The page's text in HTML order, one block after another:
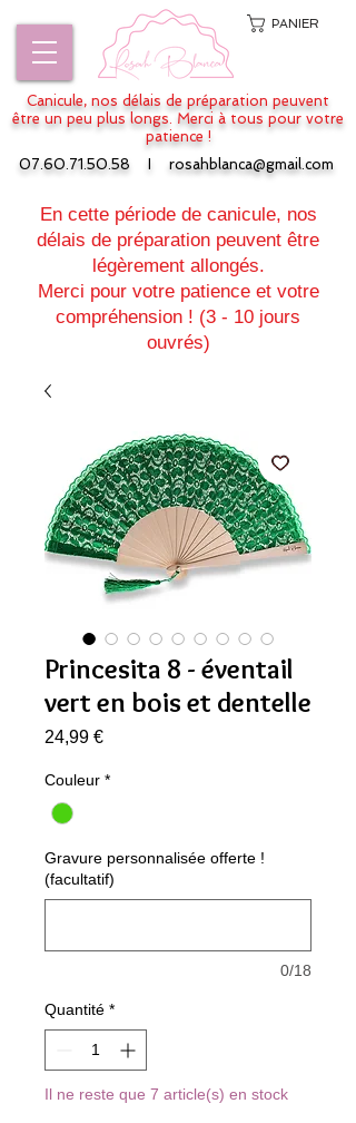
PANIER
Canicule, nos délais de préparation peuvent
être un peu plus longs. Merci à tous pour votre
patience !
07.60.71.50.58
rosahblanca@gmail.com
En cette période de canicule, nos
délais de préparation peuvent être
légèrement allongés.
Merci pour votre patience et votre
compréhension ! (3 - 10 jours
ouvrés)
Princesita 8 - éventail
vert en bois et dentelle
24,99 €Prix
Couleur *
Gravure personnalisée offerte !
(facultatif)
0/18
Quantité *
Il ne reste que 7 article(s) en stock